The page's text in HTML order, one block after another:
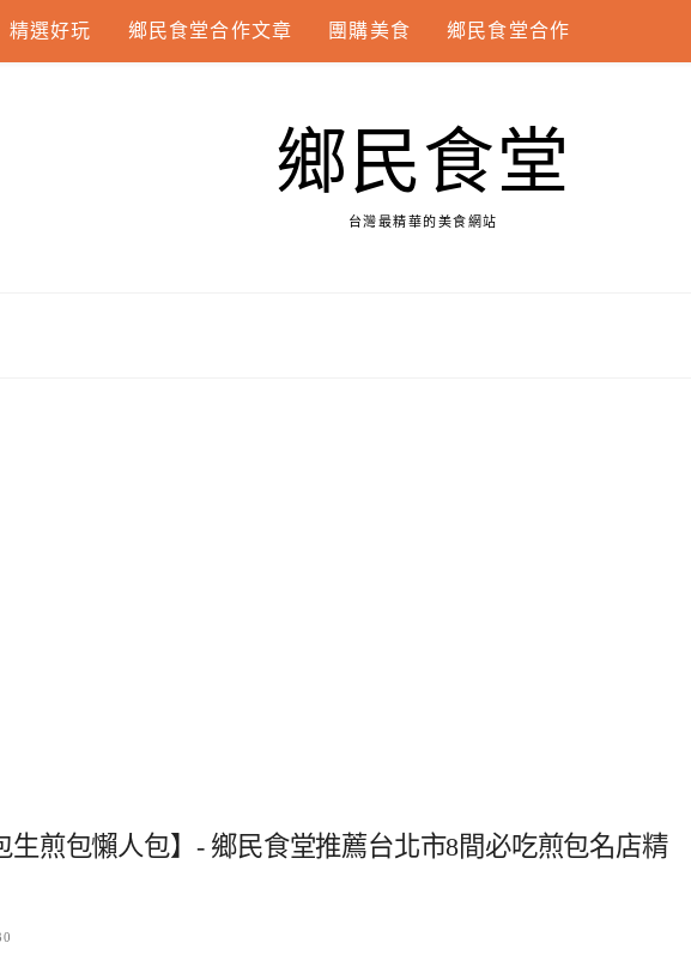
精選好玩 鄉民食堂合作文章 團購美食 鄉民食堂合作
鄉民食堂
台灣最精華的美食網站
生煎包懶人包】- 鄉民食堂推薦台北市8間必吃煎包名店精